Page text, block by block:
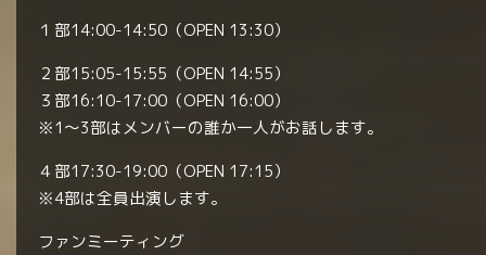
１部14:00-14:50（OPEN 13:30）
２部15:05-15:55（OPEN 14:55）
３部16:10-17:00（OPEN 16:00）
※1〜3部はメンバーの誰か一人がお話します。
４部17:30-19:00（OPEN 17:15）
※4部は全員出演します。
ファンミーティング